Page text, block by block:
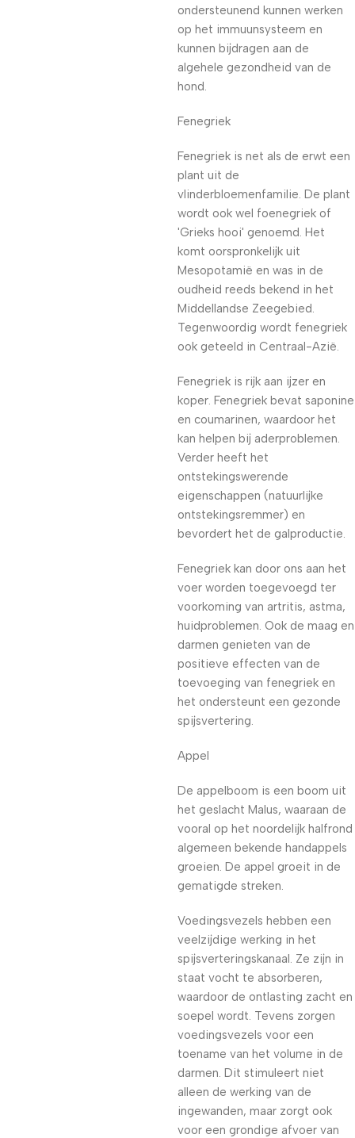
ondersteunend kunnen werken
op het immuunsysteem en
kunnen bijdragen aan de
algehele gezondheid van de
hond.
Fenegriek
Fenegriek is net als de erwt een
plant uit de
vlinderbloemenfamilie. De plant
wordt ook wel foenegriek of
'Grieks hooi' genoemd. Het
komt oorspronkelijk uit
Mesopotamië en was in de
oudheid reeds bekend in het
Middellandse Zeegebied.
Tegenwoordig wordt fenegriek
ook geteeld in Centraal-Azië.
Fenegriek is rijk aan ijzer en
koper. Fenegriek bevat saponine
en coumarinen, waardoor het
kan helpen bij aderproblemen.
Verder heeft het
ontstekingswerende
eigenschappen (natuurlijke
ontstekingsremmer) en
bevordert het de galproductie.
Fenegriek kan door ons aan het
voer worden toegevoegd ter
voorkoming van artritis, astma,
huidproblemen. Ook de maag en
darmen genieten van de
positieve effecten van de
toevoeging van fenegriek en
het ondersteunt een gezonde
spijsvertering.
Appel
De appelboom is een boom uit
het geslacht Malus, waaraan de
vooral op het noordelijk halfrond
algemeen bekende handappels
groeien. De appel groeit in de
gematigde streken.
Voedingsvezels hebben een
veelzijdige werking in het
spijsverteringskanaal. Ze zijn in
staat vocht te absorberen,
waardoor de ontlasting zacht en
soepel wordt. Tevens zorgen
voedingsvezels voor een
toename van het volume in de
darmen. Dit stimuleert niet
alleen de werking van de
ingewanden, maar zorgt ook
voor een grondige afvoer van